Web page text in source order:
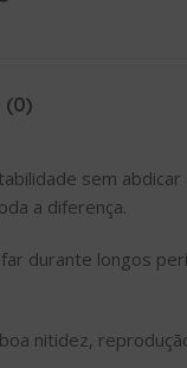
(0)
sem abdicar
a diferença.
durante longos
nitidez,